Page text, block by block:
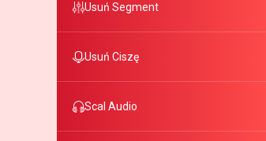
Usuń Segment
Usuń Ciszę
Scal Audio